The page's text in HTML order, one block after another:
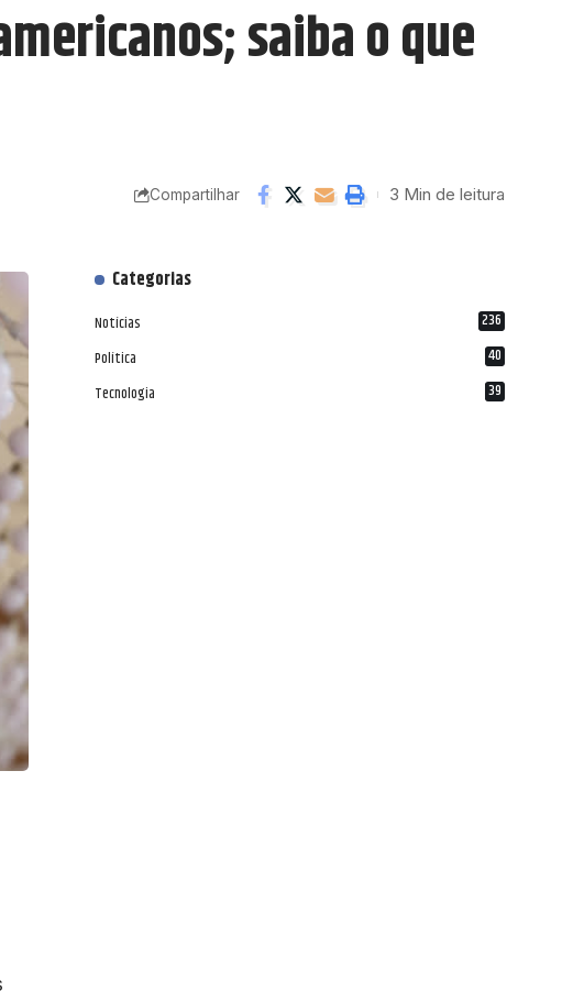
saiba o que
Compartilhar 3 Min de leitura
Categorias
Notícias 236
Política 40
Tecnologia 39